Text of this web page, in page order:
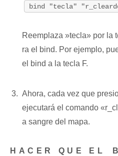
bind "tecla"
⁣Reemplaza ⁤»tecla» por ​la
ra el bind. Por ejemplo,
el ​bind a la tecla F.
Ahora,⁤ cada vez que
ejecutará el comando
a ⁤sangre del mapa.
HACER QUE EL⁣